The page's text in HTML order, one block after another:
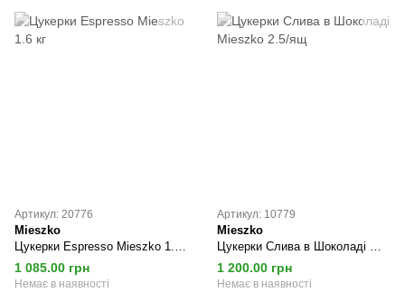
Артикул: 20776
Mieszko
1 085.00 грн
Немає в наявності
Артикул: 10779
Mieszko
1 200.00 грн
Немає в наявності